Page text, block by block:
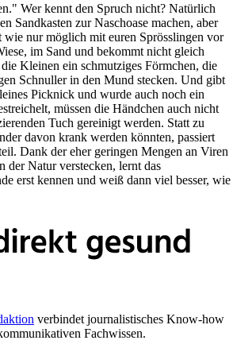
Wer kennt den Spruch nicht? Natürlich
Sandkasten zur Naschoase machen, aber
nur möglich mit euren Sprösslingen vor
im Sand und bekommt nicht gleich
Kleinen ein schmutziges Förmchen, die
Schnuller in den Mund stecken. Und gibt
Picknick und wurde auch noch ein
müssen die Händchen auch nicht
Tuch gereinigt werden. Statt zu
davon krank werden könnten, passiert
Dank der eher geringen Mengen an Viren
der Natur verstecken, lernt das
erst kennen und weiß dann viel besser, wie
verbindet journalistisches Know-how
Fachwissen.